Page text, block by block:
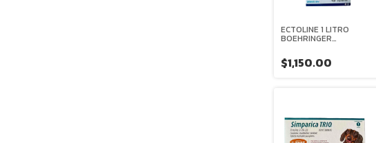
ECTOLINE 1 LITRO
BOEHRINGER
$1,150.00